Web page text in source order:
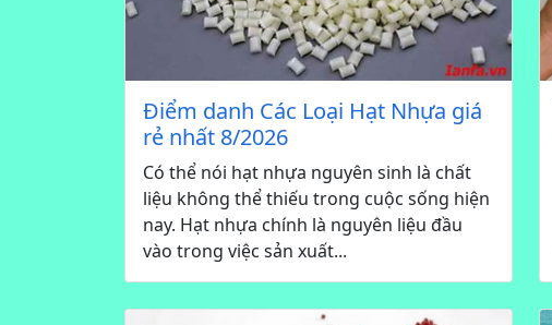
Điểm danh Các Loại Hạt Nhựa giá
rẻ nhất 8/2026
Có thể nói hạt nhựa nguyên sinh là chất
liệu không thể thiếu trong cuộc sống hiện
nay. Hạt nhựa chính là nguyên liệu đầu
vào trong việc sản xuất...